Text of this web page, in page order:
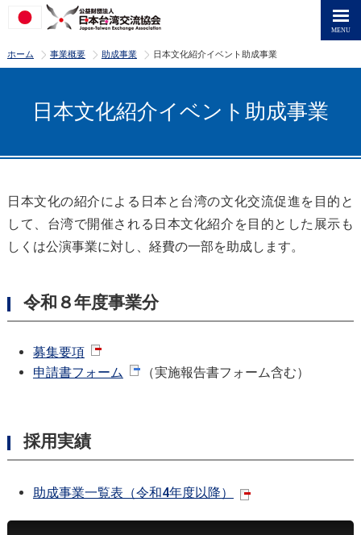
ホーム >
事業概要 >
助成事業 >
日本文化紹介イベント助成事業
日本文化紹介イベント助成事業
日本文化の紹介による日本と台湾の文化交流促進を目的と
して、台湾で開催される日本文化紹介を目的とした展示も
しくは公演事業に対し、経費の一部を助成します。
令和８年度事業分
募集要項
申請書フォーム
（実施報告書フォーム含む）
採用実績
助成事業一覧表（令和4年度以降）